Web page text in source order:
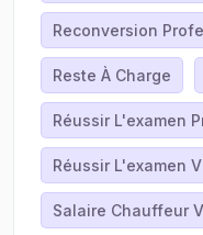
Reconversion
Reste À Charge
Réussir L'examen
Réussir L'examen
Salaire Chauffeur